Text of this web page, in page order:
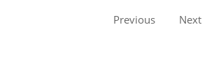
Previous Next